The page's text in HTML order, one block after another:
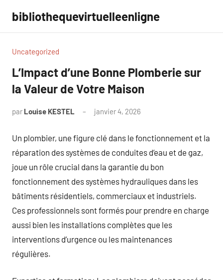
contenu
bibliothequevirtuelleenligne
Uncategorized
L’Impact d’une Bonne Plomberie sur
la Valeur de Votre Maison
par Louise KESTEL janvier 4, 2026
Un plombier, une figure clé dans le fonctionnement et la
réparation des systèmes de conduites d’eau et de gaz,
joue un rôle crucial dans la garantie du bon
fonctionnement des systèmes hydrauliques dans les
bâtiments résidentiels, commerciaux et industriels.
Ces professionnels sont formés pour prendre en charge
aussi bien les installations complètes que les
interventions d’urgence ou les maintenances
régulières.